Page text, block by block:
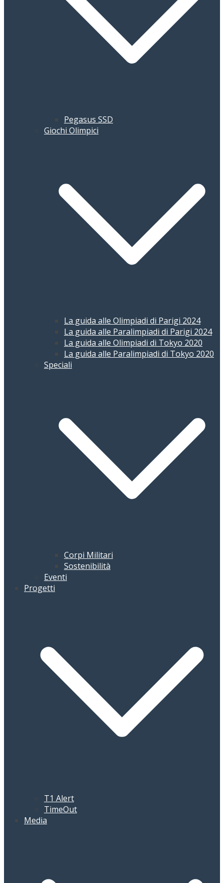
Pegasus SSD
Giochi Olimpici
La guida alle Olimpiadi di Parigi 2024
La guida alle Paralimpiadi di Parigi 2024
La guida alle Olimpiadi di Tokyo 2020
La guida alle Paralimpiadi di Tokyo 2020
Speciali
Corpi Militari
Sostenibilità
Eventi
Progetti
T1 Alert
TimeOut
Media